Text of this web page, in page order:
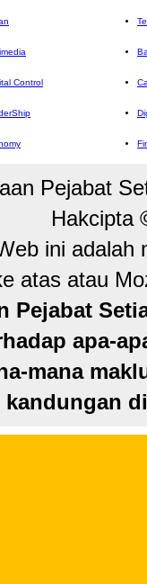
Control
Pejabat
Hakcipta
ini
atas atau
Pejabat
apa-
mana
kandungan